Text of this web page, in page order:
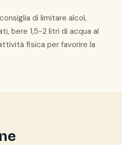
di limitare alcol,
bere 1,5-2 litri di acqua al
fisica per favorire la